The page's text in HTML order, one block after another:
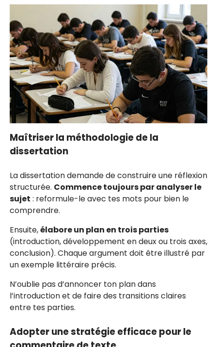
Maîtriser la méthodologie de la
dissertation
La dissertation demande de construire une réflexion
structurée. Commence toujours par analyser le
sujet : reformule-le avec tes mots pour bien le
comprendre.
Ensuite,élabore un plan en trois parties
(introduction, développement en deux ou trois axes,
conclusion). Chaque argument doit être illustré par
un exemple littéraire précis.
N’oublie pas d’annoncer ton plan dans
l’introduction et de faire des transitions claires
entre tes parties.
Adopter une stratégie efficace pour le